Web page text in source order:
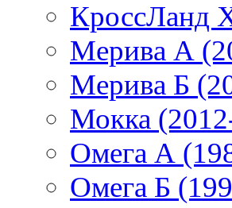
КроссЛанд
Мерива А
Мерива Б
Мокка
Омега А
Омега Б